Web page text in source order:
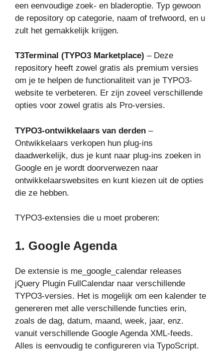
een eenvoudige zoek- en bladeroptie. Typ gewoon
de repository op categorie, naam of trefwoord, en u
zult het gemakkelijk krijgen.
T3Terminal (TYPO3 Marketplace) – Deze
repository heeft zowel gratis als premium versies
om je te helpen de functionaliteit van je TYPO3-
website te verbeteren. Er zijn zoveel verschillende
opties voor zowel gratis als Pro-versies.
TYPO3-ontwikkelaars van derden –
Ontwikkelaars verkopen hun plug-ins
daadwerkelijk, dus je kunt naar plug-ins zoeken in
Google en je wordt doorverwezen naar
ontwikkelaarswebsites en kunt kiezen uit de opties
die ze hebben.
TYPO3-extensies die u moet proberen:
1. Google Agenda
De extensie is me_google_calendar releases
jQuery Plugin FullCalendar naar verschillende
TYPO3-versies. Het is mogelijk om een kalender te
genereren met alle verschillende functies erin,
zoals de dag, datum, maand, week, jaar, enz.
vanuit verschillende Google Agenda XML-feeds.
Alles is eenvoudig te configureren via TypoScript.